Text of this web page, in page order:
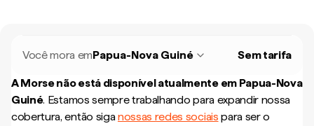
Você mora emPapua-Nova Guiné Sem tarifa
A Morse não está disponível atualmente em Papua-Nova
Guiné. Estamos sempre trabalhando para expandir nossa
cobertura, então siganossas redes sociais para ser o